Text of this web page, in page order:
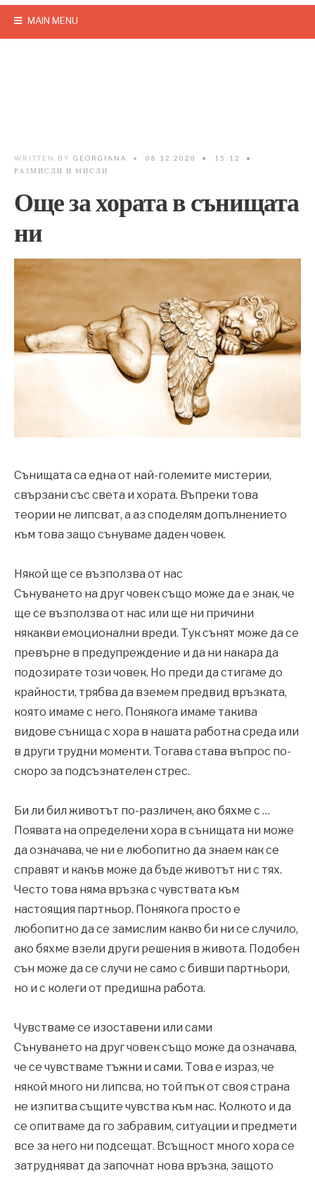
MAIN MENU
WRITTEN BY GEORGIANA • 08.12.2020 • 15:12
•
РАЗМИСЛИ И МИСЛИ
Още за хората в сънищата
ни
Сънищата са една от най-големите мистерии,
свързани със света и хората. Въпреки това
теории не липсват, а аз споделям допълнението
към това защо сънуваме даден човек.
Някой ще се възползва от нас
Сънуването на друг човек също може да е знак, че
ще се възползва от нас или ще ни причини
някакви емоционални вреди. Тук сънят може да се
превърне в предупреждение и да ни накара да
подозирате този човек. Но преди да стигаме до
крайности, трябва да вземем предвид връзката,
която имаме с него. Понякога имаме такива
видове сънища с хора в нашата работна среда или
в други трудни моменти. Тогава става въпрос по-
скоро за подсъзнателен стрес.
Би ли бил животът по-различен, ако бяхме с …
Появата на определени хора в сънищата ни може
да означава, че ни е любопитно да знаем как се
справят и какъв може да бъде животът ни с тях.
Често това няма връзка с чувствата към
настоящия партньор. Понякога просто е
любопитно да се замислим какво би ни се случило,
ако бяхме взели други решения в живота. Подобен
сън може да се случи не само с бивши партньори,
но и с колеги от предишна работа.
Чувстваме се изоставени или сами
Сънуването на друг човек също може да означава,
че се чувстваме тъжни и сами. Това е израз, че
някой много ни липсва, но той пък от своя страна
не изпитва същите чувства към нас. Колкото и да
се опитваме да го забравим, ситуации и предмети
все за него ни подсещат. Всъщност много хора се
затрудняват да започнат нова връзка, защото